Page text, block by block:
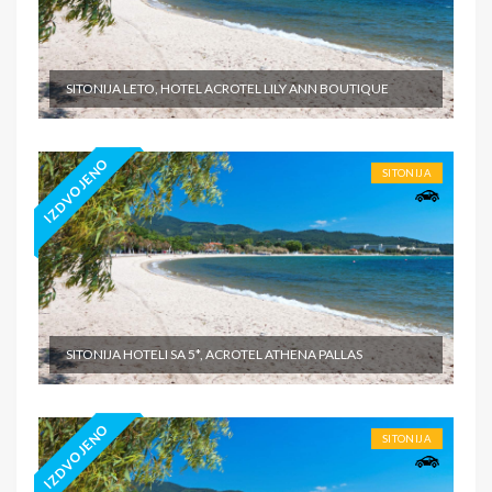
SITONIJA LETO, HOTEL ACROTEL LILY ANN BOUTIQUE
IZDVOJENO SITONIJA
SITONIJA HOTELI SA 5*, ACROTEL ATHENA PALLAS
IZDVOJENO SITONIJA